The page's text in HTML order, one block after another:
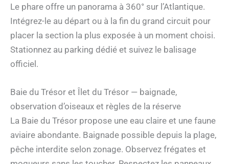
Le phare offre un panorama à 360° sur l’Atlantique.
Intégrez-le au départ ou à la fin du grand circuit pour
placer la section la plus exposée à un moment choisi.
Stationnez au parking dédié et suivez le balisage
officiel.
Baie du Trésor et Îlet du Trésor — baignade,
observation d’oiseaux et règles de la réserve
La Baie du Trésor propose une eau claire et une faune
aviaire abondante. Baignade possible depuis la plage,
pêche interdite selon zonage. Observez frégates et